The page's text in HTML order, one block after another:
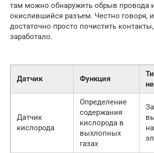
там можно обнаружить обрыв провода
окислившийся разъем. Честно говоря,
достаточно просто почистить
заработало.
Датчик Функция
Датчик
кислорода
Определение
содержания
кислорода в
выхлопных
газах